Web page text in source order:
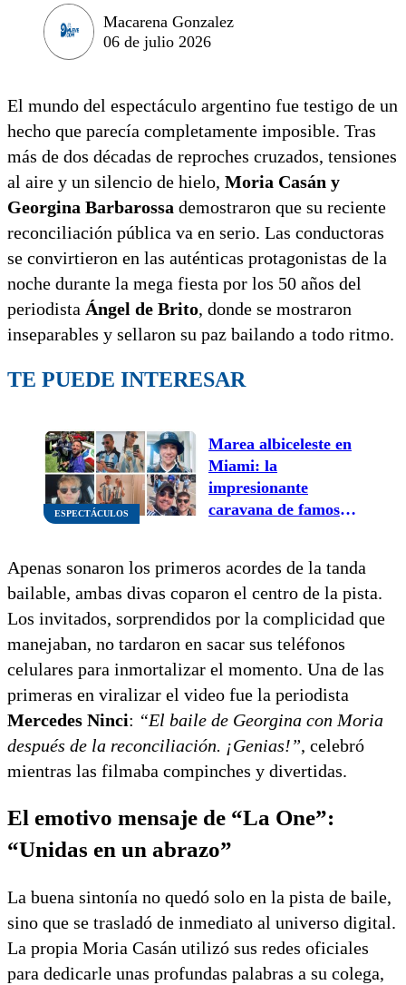
Macarena Gonzalez
06 de julio 2026
El mundo del espectáculo argentino fue testigo de un
hecho que parecía completamente imposible. Tras
más de dos décadas de reproches cruzados, tensiones
al aire y un silencio de hielo, Moria Casán y
Georgina Barbarossa demostraron que su reciente
reconciliación pública va en serio. Las conductoras
se convirtieron en las auténticas protagonistas de la
noche durante la mega fiesta por los 50 años del
periodista Ángel de Brito, donde se mostraron
inseparables y sellaron su paz bailando a todo ritmo.
TE PUEDE INTERESAR
ESPECTÁCULOS
Marea albiceleste en
Miami: la
impresionante
caravana de famosos
alentar a la Selección
Apenas sonaron los primeros acordes de la tanda
bailable, ambas divas coparon el centro de la pista.
Los invitados, sorprendidos por la complicidad que
manejaban, no tardaron en sacar sus teléfonos
celulares para inmortalizar el momento. Una de las
primeras en viralizar el video fue la periodista
Mercedes Ninci: “El baile de Georgina con Moria
después de la reconciliación. ¡Genias!”, celebró
mientras las filmaba compinches y divertidas.
El emotivo mensaje de “La One”:
“Unidas en un abrazo”
La buena sintonía no quedó solo en la pista de baile,
sino que se trasladó de inmediato al universo digital.
La propia Moria Casán utilizó sus redes oficiales
para dedicarle unas profundas palabras a su colega,